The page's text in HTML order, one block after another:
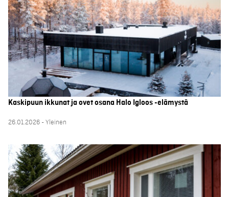
Kaskipuun ikkunat ja ovet osana Halo Igloos -elämystä
26.01.2026 - Yleinen